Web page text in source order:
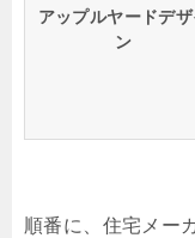
アップルヤードデザ
ン
順番に、住宅メー